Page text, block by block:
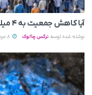
آیا کاهش جمعیت به ۴ میلیارد نفر آینده بشر را تضمین می‌ کند؟
نوشته شده توسط نرگس چالوک